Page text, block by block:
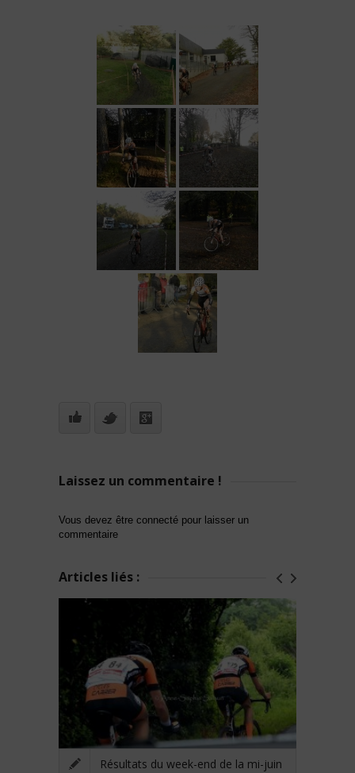
Laissez un commentaire !
Vous devez être connecté pour laisser un
commentaire
Articles liés :
Résultats du week-end de la mi-juin